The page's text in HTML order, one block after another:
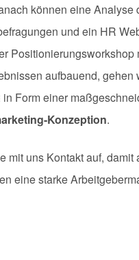
können eine Analyse
und ein HR
Positionierungsworkshop
aufbauend, gehen
in Form einer
Konzeption.
mit uns Kontakt auf, damit
eine starke